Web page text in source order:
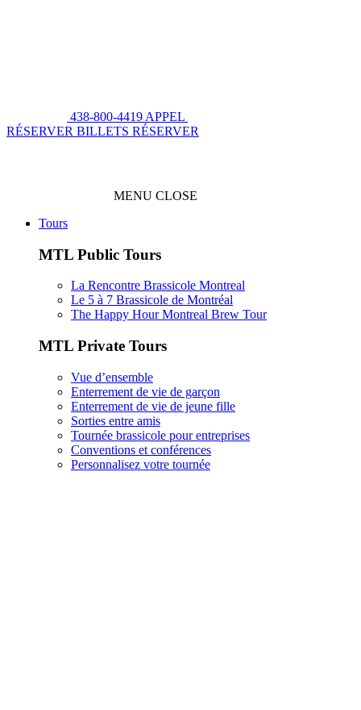
438-800-4419 APPEL
RÉSERVER BILLETS RÉSERVER
MENU CLOSE
Tours
MTL Public Tours
La Rencontre Brassicole Montreal
Le 5 à 7 Brassicole de Montréal
The Happy Hour Montreal Brew Tour
MTL Private Tours
Vue d’ensemble
Enterrement de vie de garçon
Enterrement de vie de jeune fille
Sorties entre amis
Tournée brassicole pour entreprises
Conventions et conférences
Personnalisez votre tournée